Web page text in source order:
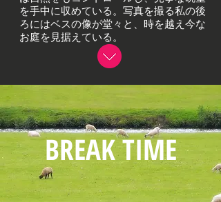
を手中に収めている。写真を撮る私の後
ろにはベスの像が堂々と、時を越え今な
お庭を見据えている。
BREAK TIME